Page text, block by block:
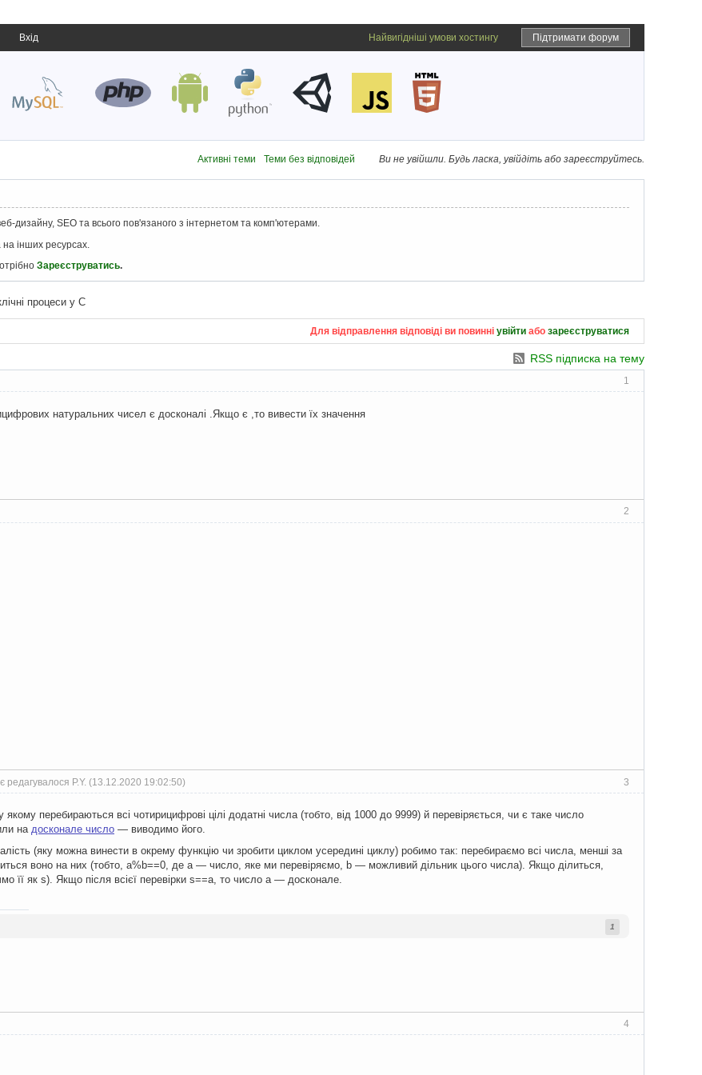
Вхід Підтримати форум
Найвигідніші умови хостингу
Ви не увійшли. Будь ласка, увійдіть або зареєструйтесь.
Активні теми Теми без відповідей
дизайну, SEO та всього пов'язаного з інтернетом та комп'ютерами.
інших ресурсах.
Зареєструватись.
процеси у С
Для відправлення відповіді ви повинні увійти або зареєструватися
RSS підписка на тему
1
натуральних чисел є досконалі .Якщо є ,то вивести їх значення
2
3
редагувалося P.Y. (13.12.2020 19:02:50)
перебираються всі чотирицифрові цілі додатні числа (тобто, від 1000 до 9999) й перевіряється, чи є таке число
надосконале число — виводимо його.
(яку можна винести в окрему функцію чи зробити циклом усередині циклу) робимо так: перебираємо всі числа, менші за
воно на них (тобто, a%b==0, де a — число, яке ми перевіряємо, b — можливий дільник цього числа). Якщо ділиться,
її як s). Якщо після всієї перевірки s==a, то число a — досконале.
1
4